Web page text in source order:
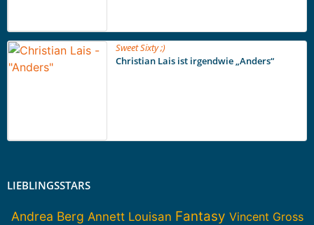
Sweet Sixty ;)
Christian Lais ist irgendwie „Anders“
LIEBLINGSSTARS
Andrea Berg Annett Louisan Fantasy Vincent Gross